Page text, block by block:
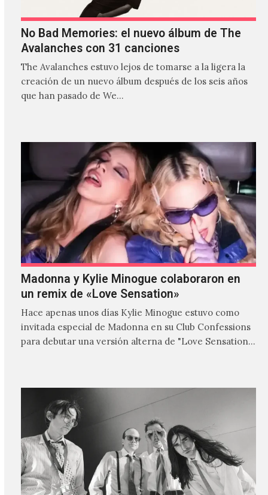
No Bad Memories: el nuevo álbum de The
Avalanches con 31 canciones
The Avalanches estuvo lejos de tomarse a la ligera la
creación de un nuevo álbum después de los seis años
que han pasado de We…
Madonna y Kylie Minogue colaboraron en
un remix de «Love Sensation»
Hace apenas unos días Kylie Minogue estuvo como
invitada especial de Madonna en su Club Confessions
para debutar una versión alterna de "Love Sensation",